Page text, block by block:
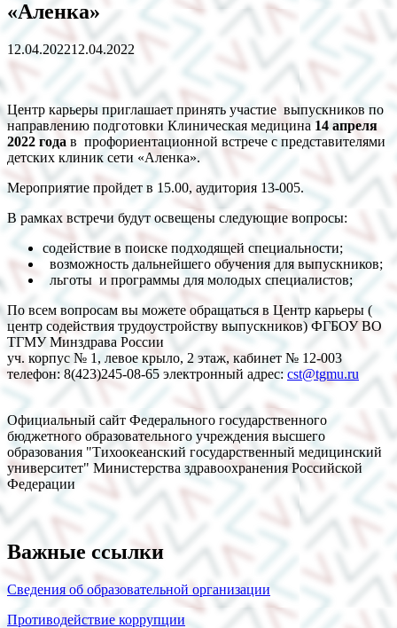
«Аленка»
12.04.202212.04.2022
Центр карьеры приглашает принять участие выпускников по
направлению подготовки Клиническая медицина 14 апреля
2022 года в профориентационной встрече с представителями
детских клиник сети «Аленка».
Мероприятие пройдет в 15.00, аудитория 13-005.
В рамках встречи будут освещены следующие вопросы:
содействие в поиске подходящей специальности;
возможность дальнейшего обучения для выпускников;
льготы и программы для молодых специалистов;
По всем вопросам вы можете обращаться в Центр карьеры (
центр содействия трудоустройству выпускников) ФГБОУ ВО
ТГМУ Минздрава России
уч. корпус № 1, левое крыло, 2 этаж, кабинет № 12-003
телефон: 8(423)245-08-65 электронный адрес: cst@tgmu.ru
Официальный сайт Федерального государственного
бюджетного образовательного учреждения высшего
образования "Тихоокеанский государственный медицинский
университет" Министерства здравоохранения Российской
Федерации
Важные ссылки
Сведения об образовательной организации
Противодействие коррупции